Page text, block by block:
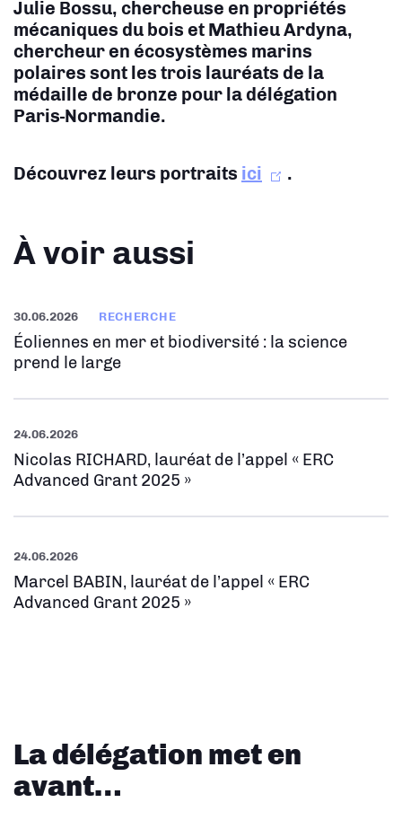
Julie Bossu, chercheuse en propriétés
mécaniques du bois et Mathieu Ardyna,
chercheur en écosystèmes marins
polaires sont les trois lauréats de la
médaille de bronze pour la délégation
Paris-Normandie.
Découvrez leurs portraits ici .
À voir aussi
30.06.2026 RECHERCHE
Éoliennes en mer et biodiversité : la science
prend le large
24.06.2026
Nicolas RICHARD, lauréat de l’appel « ERC
Advanced Grant 2025 »
24.06.2026
Marcel BABIN, lauréat de l’appel « ERC
Advanced Grant 2025 »
La délégation met en
avant…